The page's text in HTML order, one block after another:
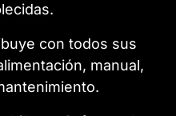
con todos sus
manual,